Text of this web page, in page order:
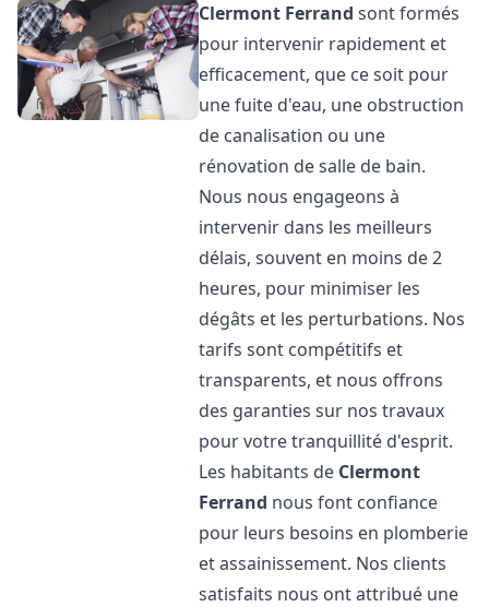
Clermont Ferrand sont formés
pour intervenir rapidement et
efficacement, que ce soit pour
une fuite d'eau, une obstruction
de canalisation ou une
rénovation de salle de bain.
Nous nous engageons à
intervenir dans les meilleurs
délais, souvent en moins de 2
heures, pour minimiser les
dégâts et les perturbations. Nos
tarifs sont compétitifs et
transparents, et nous offrons
des garanties sur nos travaux
pour votre tranquillité d'esprit.
Les habitants de Clermont
Ferrand nous font confiance
pour leurs besoins en plomberie
et assainissement. Nos clients
satisfaits nous ont attribué une